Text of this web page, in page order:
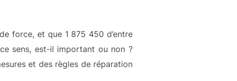
force, et que 1 875 450 d’entre
sens, est-il important ou non ?
et des règles de réparation